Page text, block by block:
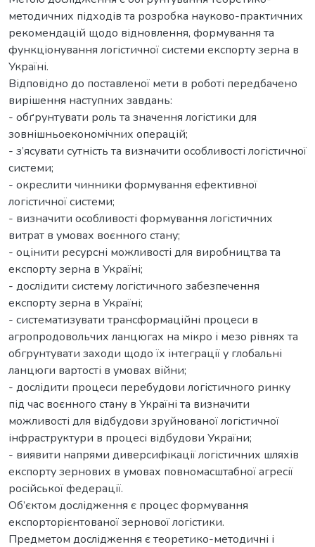
методичних підходів та розробка науково-практичних
рекомендацій щодо відновлення, формування та
функціонування логістичної системи експорту зерна в
Україні.
Відповідно до поставленої мети в роботі передбачено
вирішення наступних завдань:
- обґрунтувати роль та значення логістики для
зовнішньоекономічних операцій;
- з’ясувати сутність та визначити особливості логістичної
системи;
- окреслити чинники формування ефективної
логістичної системи;
- визначити особливості формування логістичних
витрат в умовах воєнного стану;
- оцінити ресурсні можливості для виробництва та
експорту зерна в Україні;
- дослідити систему логістичного забезпечення
експорту зерна в Україні;
- систематизувати трансформаційні процеси в
агропродовольчих ланцюгах на мікро і мезо рівнях та
обгрунтувати заходи щодо їх інтеграції у глобальні
ланцюги вартості в умовах війни;
- дослідити процеси перебудови логістичного ринку
під час воєнного стану в Україні та визначити
можливості для відбудови зруйнованої логістичної
інфраструктури в процесі відбудови України;
- виявити напрями диверсифікації логістичних шляхів
експорту зернових в умовах повномасштабної агресії
російської федерації.
Об’єктом дослідження є процес формування
експорторієнтованої зернової логістики.
Предметом дослідження є теоретико-методичні і